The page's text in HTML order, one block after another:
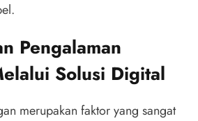
Pengalaman
Solusi Digital
merupakan faktor yang sangat